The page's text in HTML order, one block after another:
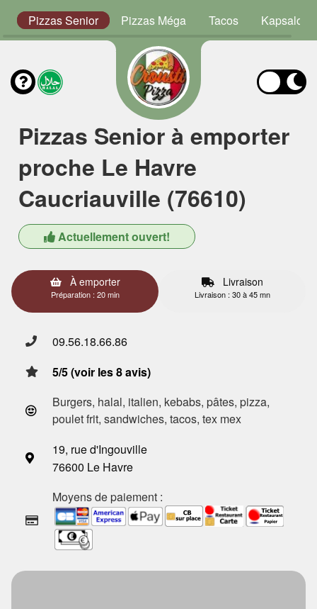
Pizzas Senior Pizzas Méga Tacos Kapsalon
Pizzas Senior à emporter
proche Le Havre
Caucriauville (76610)
Actuellement ouvert!
À emporter
Préparation : 20 min
Livraison
Livraison : 30 à 45 mn
09.56.18.66.86
5/5 (voir les 8 avis)
Burgers, halal, italien, kebabs, pâtes, pizza,
poulet frit, sandwiches, tacos, tex mex
19, rue d'Ingouville
76600 Le Havre
Moyens de paiement :